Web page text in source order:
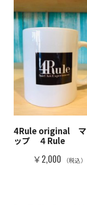
4Rule original マ
ップ ４Rule
￥2,000 （税込）